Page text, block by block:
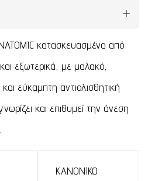
κατασκευασμένα από
εξωτερικά, με μαλακό,
εύκαμπτη αντιολισθητική
και επιθυμεί την άνεση
ΚΑΝΟΝΙΚΟ